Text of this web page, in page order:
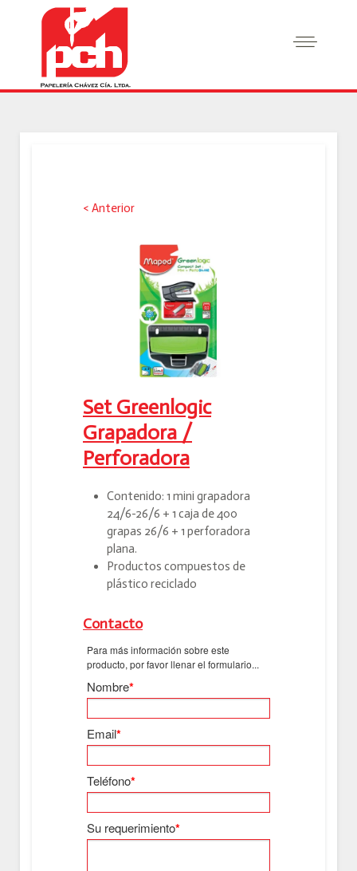
< Anterior
Set Greenlogic
Grapadora /
Perforadora
Contenido: 1 mini grapadora
24/6-26/6 + 1 caja de 400
grapas 26/6 + 1 perforadora
plana.
Productos compuestos de
plástico reciclado
Contacto
Para más información sobre este
producto, por favor llenar el formulario...
Nombre*
Email*
Teléfono*
Su requerimiento*